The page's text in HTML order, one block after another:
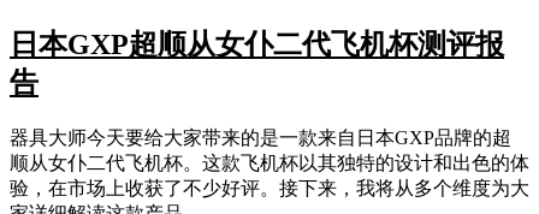
日本GXP超顺从女仆二代飞机杯测评报
告
器具大师今天要给大家带来的是一款来自日本GXP品牌的超
顺从女仆二代飞机杯。这款飞机杯以其独特的设计和出色的体
验，在市场上收获了不少好评。接下来，我将从多个维度为大